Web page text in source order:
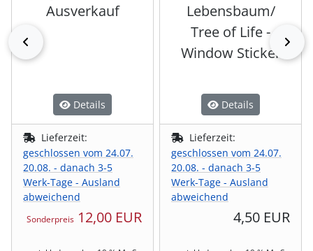
Ausverkauf
Details
Lieferzeit:
geschlossen vom 24.07.
20.08. - danach 3-5
Werk-Tage - Ausland
abweichend
Sonderpreis 12,00 EUR
Lebensbaum/
Tree of Life -
Window Sticker
Details
Lieferzeit:
geschlossen vom 24.07.
20.08. - danach 3-5
Werk-Tage - Ausland
abweichend
4,50 EUR